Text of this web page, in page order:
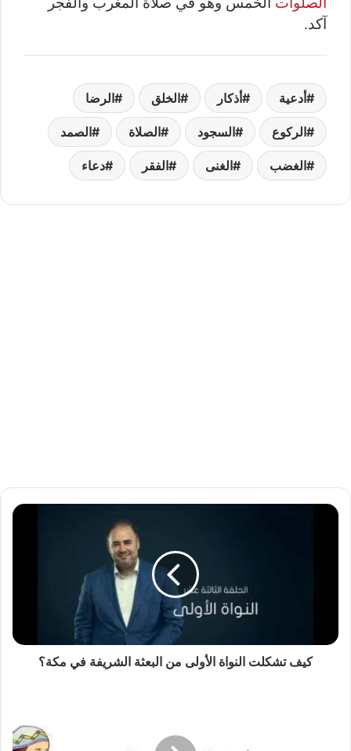
آكد.
أدعية أذكار الخلق الرضا
الركوع السجود الصلاة الصمد
الغضب الغنى الفقر دعاء
كيف تشكلت النواة الأولى من البعثة الشريفة في مكة؟